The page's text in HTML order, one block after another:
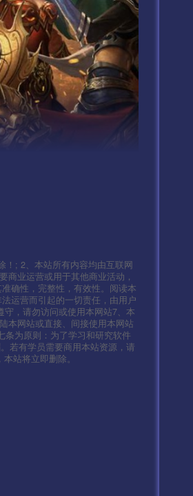
！; 2、本站所有内容均由互联网
商业运营或用于其他商业活动，
确性，完整性，有效性。阅读本
运营而引起的一切责任，由用户
守，请勿访问或使用本网站7、本
本网站或直接、间接使用本网站
条为原则：为了学习和研究软件
若有学员需要商用本站资源，请
站将立即删除。